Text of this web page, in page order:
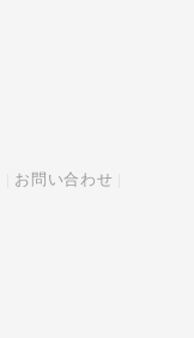
お問い合わせ